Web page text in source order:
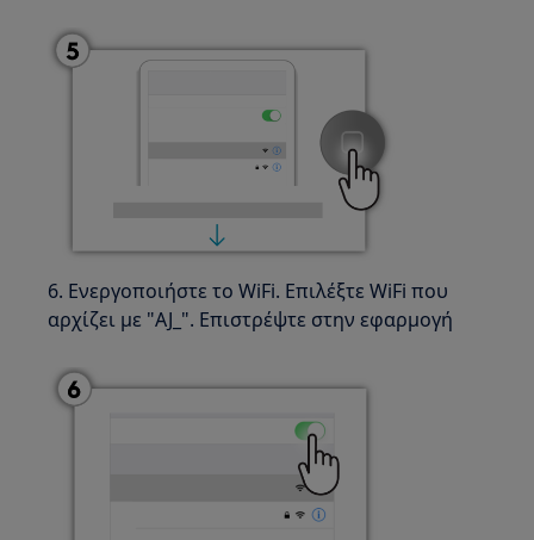
6. Ενεργοποιήστε το WiFi. Επιλέξτε WiFi που
αρχίζει με "AJ_". Επιστρέψτε στην εφαρμογή